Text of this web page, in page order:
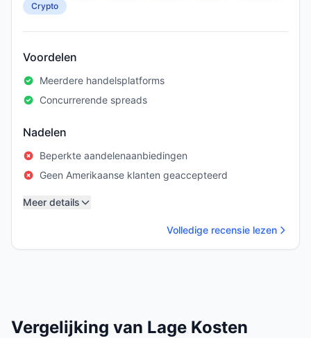
Crypto
Voordelen
Meerdere handelsplatforms
Concurrerende spreads
Nadelen
Beperkte aandelenaanbiedingen
Geen Amerikaanse klanten geaccepteerd
Meer details
Volledige recensie lezen
Vergelijking van Lage Kosten